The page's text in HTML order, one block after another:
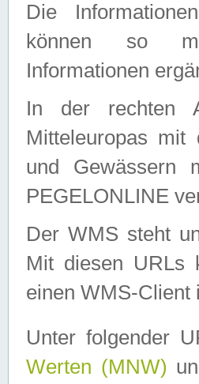
Die
können so
Informationen
In der rechten
Mitteleuropas mit
und Gewässern
PEGELONLINE
Der WMS steht
Mit diesen URLs
einen WMS-Client
Unter folgender
Werten (MNW)